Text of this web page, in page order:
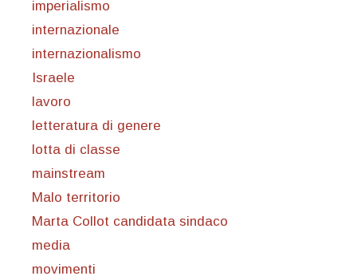
imperialismo
internazionale
internazionalismo
Israele
lavoro
letteratura di genere
lotta di classe
mainstream
Malo territorio
Marta Collot candidata sindaco
media
movimenti